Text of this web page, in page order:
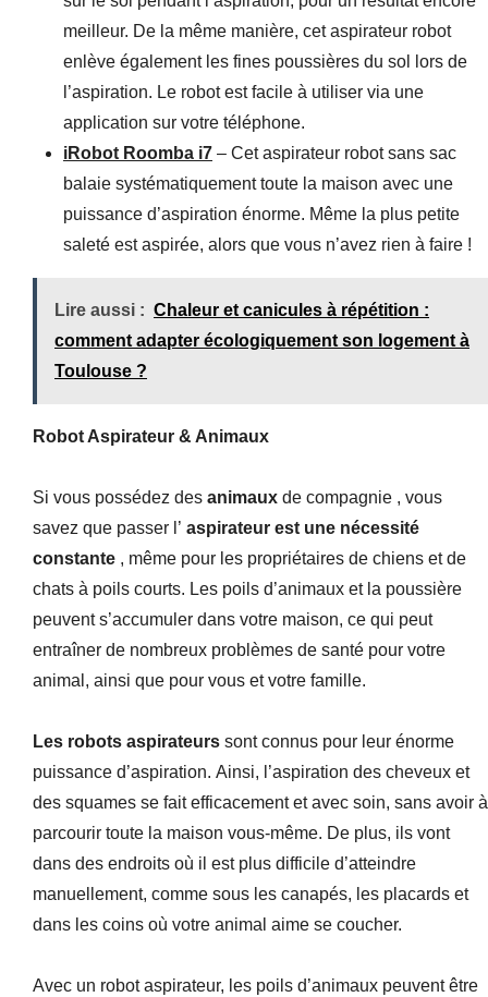
meilleur. De la même manière, cet aspirateur robot
enlève également les fines poussières du sol lors de
l’aspiration. Le robot est facile à utiliser via une
application sur votre téléphone.
iRobot Roomba i7 – Cet aspirateur robot sans sac
balaie systématiquement toute la maison avec une
puissance d’aspiration énorme. Même la plus petite
saleté est aspirée, alors que vous n’avez rien à faire !
Lire aussi : Chaleur et canicules à répétition :
comment adapter écologiquement son logement à
Toulouse ?
Robot Aspirateur & Animaux
Si vous possédez des animaux de compagnie , vous
savez que passer l’ aspirateur est une nécessité
constante , même pour les propriétaires de chiens et de
chats à poils courts. Les poils d’animaux et la poussière
peuvent s’accumuler dans votre maison, ce qui peut
entraîner de nombreux problèmes de santé pour votre
animal, ainsi que pour vous et votre famille.
Les robots aspirateurs sont connus pour leur énorme
puissance d’aspiration. Ainsi, l’aspiration des cheveux et
des squames se fait efficacement et avec soin, sans avoir à
parcourir toute la maison vous-même. De plus, ils vont
dans des endroits où il est plus difficile d’atteindre
manuellement, comme sous les canapés, les placards et
dans les coins où votre animal aime se coucher.
Avec un robot aspirateur, les poils d’animaux peuvent être